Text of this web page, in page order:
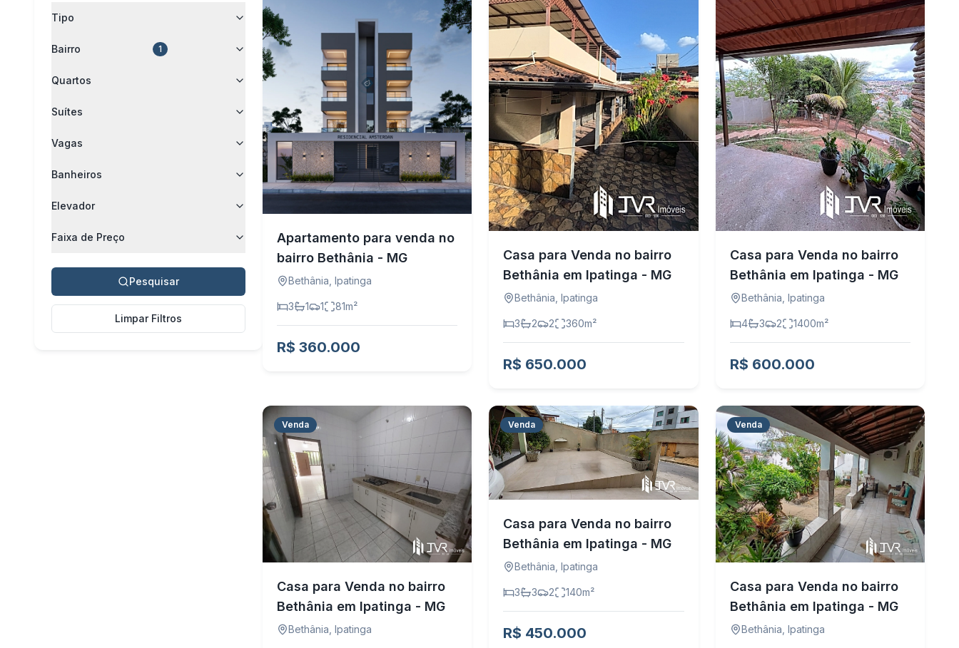
Tipo
Bairro 1
Quartos
Suítes
Vagas
Banheiros
Elevador
Faixa de Preço
Pesquisar
Limpar Filtros
Apartamento para venda no
bairro Bethânia - MG
Bethânia Ipatinga
3 1 1 81m²
R$ 360.000
Casa para Venda no bairro
Bethânia em Ipatinga - MG
Bethânia ,Ipatinga
3 2 2 360m²
R$ 650.000
Casa para Venda no bairro
Bethânia em Ipatinga - MG
Bethânia Ipatinga
4 3 2 1400m²
R$ 600.000
Venda
Casa para Venda no bairro
Bethânia em Ipatinga - MG
Bethânia Ipatinga
Venda
Casa para Venda no bairro
Bethânia em Ipatinga - MG
Bethânia ,Ipatinga
3 3 2 140m²
R$ 450.000
Venda
Casa para Venda no bairro
Bethânia em Ipatinga - MG
Bethânia Ipatinga